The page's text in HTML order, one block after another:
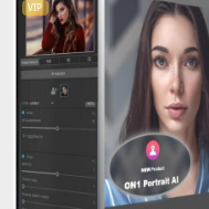
VIP